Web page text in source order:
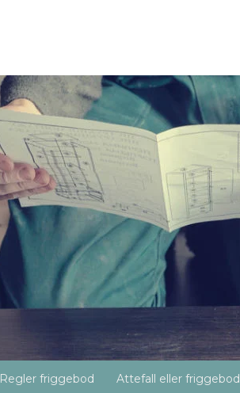
Regler friggebod Attefall eller friggebod